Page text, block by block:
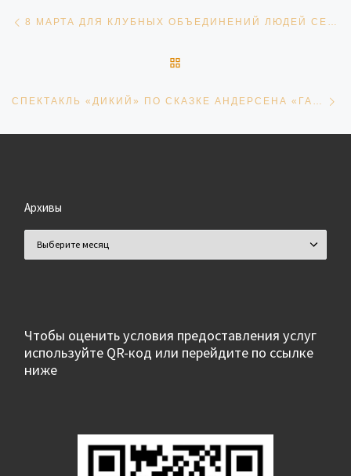
Навигация по записям 8 МАРТА ДЛЯ КЛУБНЫХ ОБЪЕДИНЕНИЙ ЛЮДЕЙ СЕРЕБРЯНОГО ВОЗРАСТА
Архивы
Чтобы оценить условия предоставления услуг
используйте QR-код или перейдите по ссылке
ниже